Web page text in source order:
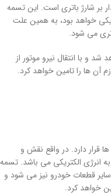
بر شارژ باتری است. این تسمه
خواهد بود، به همین علت
می شود.
و با انتقال نیرو موتور از
آن ها را تامین خواهد کرد.
قرار دارد. در واقع نقش و
انرژی الکتریکی می باشد. تسمه
قطعات خودرو نیز می شود و
خواهد کرد.